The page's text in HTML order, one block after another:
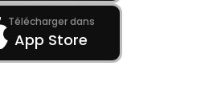
Télécharger dans
App Store